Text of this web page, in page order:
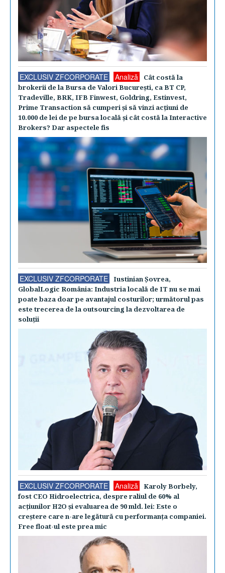
EXCLUSIV ZFCORPORATE Analiză
Cât costă la
brokerii de la Bursa de Valori Bucureşti, ca BT CP,
Tradeville, BRK, IFB Finwest, Goldring, Estinvest,
Prime Transaction să cumperi şi să vinzi acţiuni de
10.000 de lei de pe bursa locală şi cât costă la Interactive
Brokers? Dar aspectele fis
EXCLUSIV ZFCORPORATE
Iustinian Şovrea,
GlobalLogic România: Industria locală de IT nu se mai
poate baza doar pe avantajul costurilor; următorul pas
este trecerea de la outsourcing la dezvoltarea de
soluţii
EXCLUSIV ZFCORPORATE Analiză
Karoly Borbely,
fost CEO Hidroelectrica, despre raliul de 60% al
acţiunilor H2O şi evaluarea de 90 mld. lei: Este o
creştere care n-are legătură cu performanţa companiei.
Free float-ul este prea mic